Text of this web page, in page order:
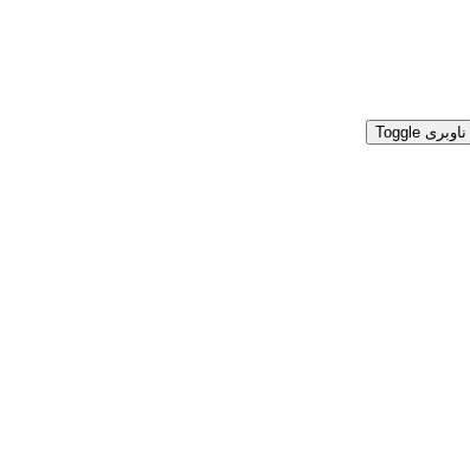
ناوبری Toggle